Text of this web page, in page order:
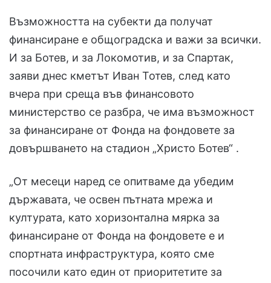
Възможността на субекти да получат
финансиране е общоградска и важи за всички.
И за Ботев, и за Локомотив, и за Спартак,
заяви днес кметът Иван Тотев, след като
вчера при среща във финансовото
министерство се разбра, че има възможност
за финансиране от Фонда на фондовете за
довършването на стадион „Христо Ботев“ .
„От месеци наред се опитваме да убедим
държавата, че освен пътната мрежа и
културата, като хоризонтална мярка за
финансиране от Фонда на фондовете е и
спортната инфраструктура, която сме
посочили като един от приоритетите за